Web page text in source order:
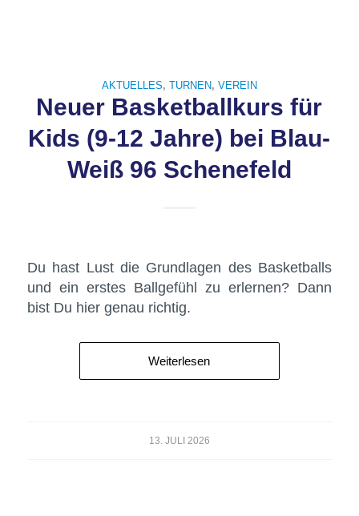
AKTUELLES, TURNEN, VEREIN
Neuer Basketballkurs für
Kids (9-12 Jahre) bei Blau-
Weiß 96 Schenefeld
Du hast Lust die Grundlagen des Basketballs
und ein erstes Ballgefühl zu erlernen? Dann
bist Du hier genau richtig.
Weiterlesen
13. JULI 2026